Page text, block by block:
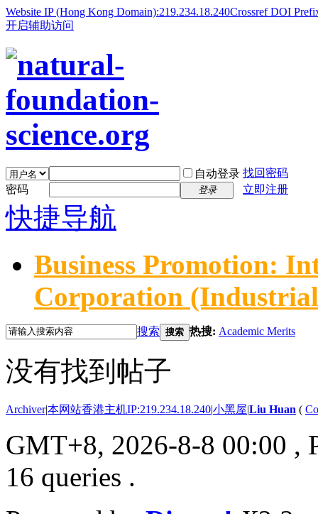
Website IP (Hong Kong Domain):219.234.18.240Crossref DOI
开启辅助访问
自动登录 找回密码
密码
登录 立即注册
快捷导航
Business Promotion:
Corporation
搜索 搜索 热搜: Academic Merits
没有找到帖子
Archiver|本网站香港主机IP:219.234.18.240|小黑屋|Liu Huan (
GMT+8, 2026-8-8 00:00 ,
16 queries .